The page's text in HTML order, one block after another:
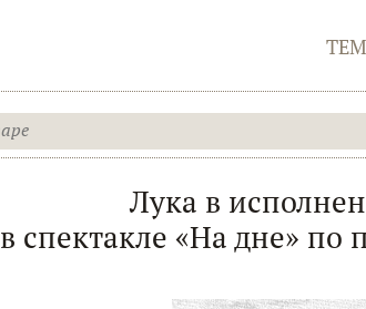
Лука в
в спектакле «На дне» по